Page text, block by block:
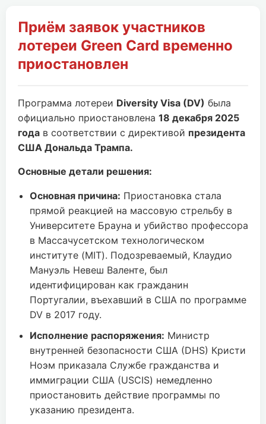
Приём заявок участников
лотереи Green Card временно
приостановлен
Программа лотереи Diversity Visa (DV) была
официально приостановлена 18 декабря 2025
года в соответствии с директивой президента
США Дональда Трампа.
Основные детали решения:
Основная причина: Приостановка стала
прямой реакцией на массовую стрельбу в
Университете Брауна и убийство профессора
в Массачусетском технологическом
институте (MIT). Подозреваемый, Клаудио
Мануэль Невеш Валенте, был
идентифицирован как гражданин
Португалии, въехавший в США по программе
DV в 2017 году.
Исполнение распоряжения: Министр
внутренней безопасности США (DHS) Кристи
Ноэм приказала Службе гражданства и
иммиграции США (USCIS) немедленно
приостановить действие программы по
указанию президента.